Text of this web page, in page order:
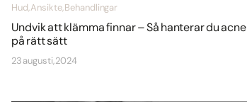
Hud, Ansikte, Behandlingar
Undvik att klämma finnar – Så hanterar du acne
på rätt sätt
23 augusti, 2024